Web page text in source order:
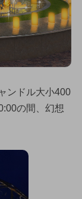
ンドル大小400
の間、幻想